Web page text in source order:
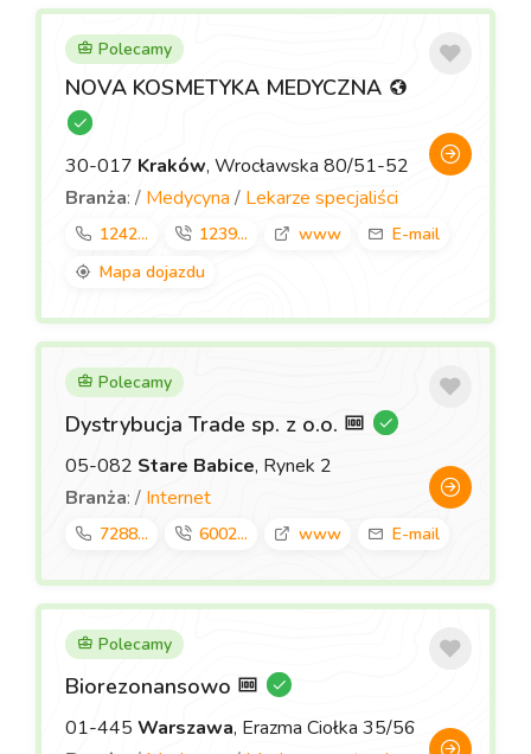
Polecamy
NOVA KOSMETYKA MEDYCZNA
30-017 Kraków, Wrocławska 80/51-52
Branża: / Medycyna / Lekarze specjaliści
1242... 1239... www
E-mail
Mapa dojazdu
Polecamy
Dystrybucja Trade sp. z o.o.
05-082 Stare Babice, Rynek 2
Branża: / Internet
7288... 6002... www E-mail
Polecamy
Biorezonansowo
01-445 Warszawa, Erazma Ciołka 35/56